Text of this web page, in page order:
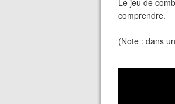
Le jeu de
comprendre.
(Note : dans